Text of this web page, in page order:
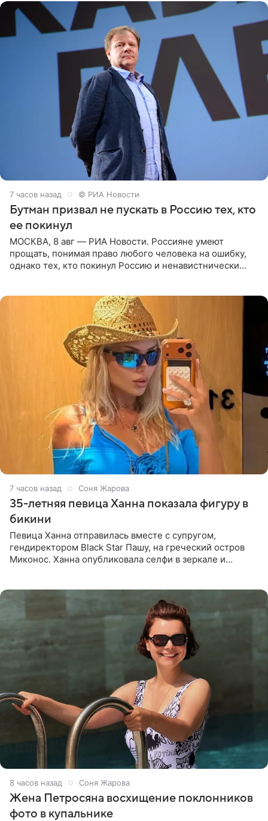
7 часов назад © РИА Новости
Бутман призвал не пускать в Россию тех, кто
ее покинул
МОСКВА, 8 авг — РИА Новости. Россияне умеют
прощать, понимая право любого человека на ошибку,
однако тех, кто покинул Россию и ненавистнически
7 часов назад Соня Жарова
35-летняя певица Ханна показала фигуру в
бикини
Певица Ханна отправилась вместе с супругом,
гендиректором Black Star Пашу, на греческий остров
Миконос. Ханна опубликовала селфи в зеркале и
8 часов назад Соня Жарова
Жена Петросяна восхищение поклонников
фото в купальнике